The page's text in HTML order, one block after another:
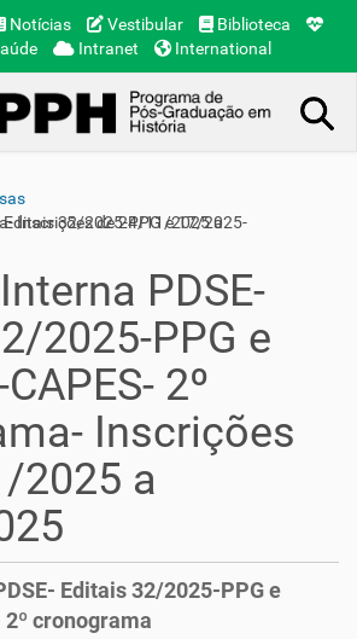
Notícias Vestibular
Biblioteca
Intranet International
PDSE-
2025-PPG e
2º
Inscrições
2025 a
Editais 32/2025-PPG e
cronograma